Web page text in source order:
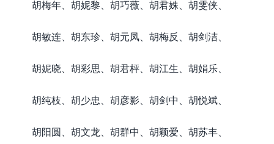
胡梅年、胡妮黎、胡巧薇、胡君姝、胡雯侠、
胡敏连、胡东珍、胡元凤、胡梅反、胡剑洁、
胡妮晓、胡彩思、胡君枰、胡江生、胡娟乐、
胡纯枝、胡少忠、胡彦影、胡剑中、胡悦斌、
胡阳圆、胡文龙、胡群中、胡颖爱、胡苏丰、